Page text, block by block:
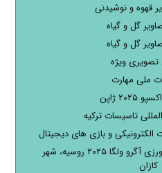
قهوه و نوشیدنی
گل و گیاه
گل و گیاه
ویژه
ملی مهارت
ژاپن
تاسیسات ترکیه
و بازی های دیجیتال
نمایشگاه دامپروری و کشاورزی آگرو ولگا ۲۰۲۵ روسیه، شهر
کازان